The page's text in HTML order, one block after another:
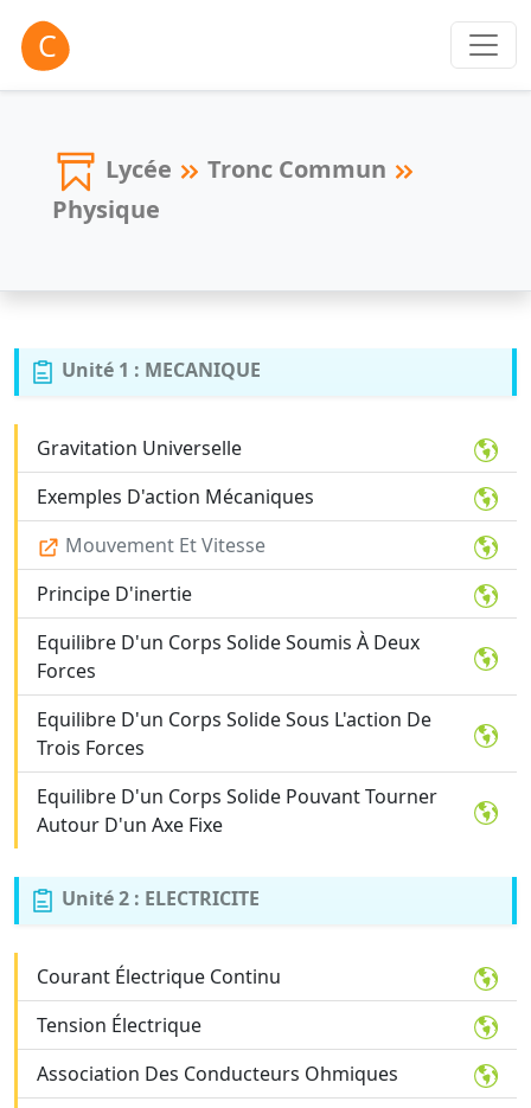
Lycée
Tronc Commun
Physique
Unité 1 : MECANIQUE
Gravitation Universelle
Exemples D'action Mécaniques
Mouvement Et Vitesse
Principe D'inertie
Equilibre D'un Corps Solide Soumis À Deux
Forces
Equilibre D'un Corps Solide Sous L'action De
Trois Forces
Equilibre D'un Corps Solide Pouvant Tourner
Autour D'un Axe Fixe
Unité 2 : ELECTRICITE
Courant Électrique Continu
Tension Électrique
Association Des Conducteurs Ohmiques